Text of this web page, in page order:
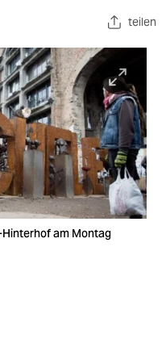
teilen
Hinterhof am Montag